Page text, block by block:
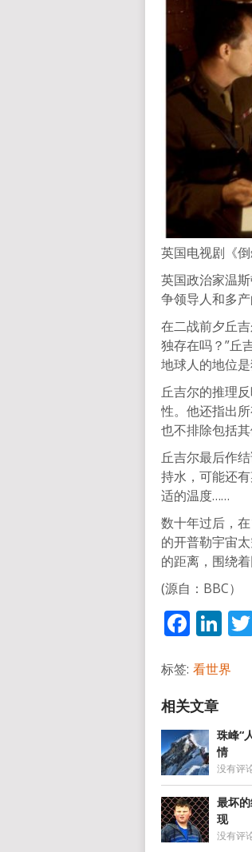
英国电视剧《
英国政治家温
争领导人和多
在二战前夕丘
独存在吗？”丘
地球人的地位是
丘吉尔的推理
性。他还指出
也不排除包括其
丘吉尔最后作
持水，可能还
适的温度……
数十年过后，
的开普勒宇宙
的距离，围绕
(源自：BBC）
标签: 看世界
珠峰“
情
没有评
最坏
现
没有评